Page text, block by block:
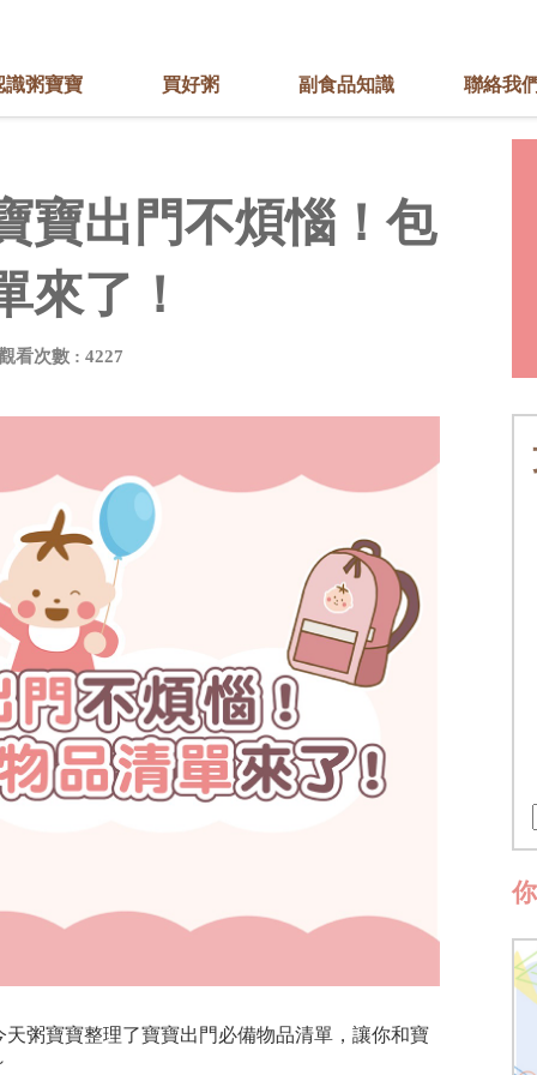
識粥寶寶 買好粥 副食品知識 聯絡我
寶出門不煩惱！包
來了！
看次數 : 4227
粥寶寶整理了寶寶出門必備物品清單，讓你和寶